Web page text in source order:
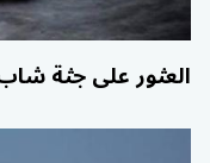
العثور على جثة